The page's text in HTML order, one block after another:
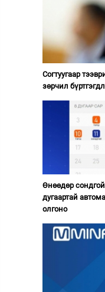
Согтуугаар
зөрчил
Өнөөдөр
дугаартай
олгоно